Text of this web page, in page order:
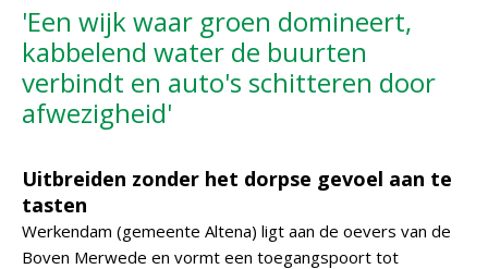
'Een wijk waar groen domineert,
kabbelend water de buurten
verbindt en auto's schitteren door
afwezigheid'
Uitbreiden zonder het dorpse gevoel aan te
tasten
Werkendam (gemeente Altena) ligt aan de oevers van de
Boven Merwede en vormt een toegangspoort tot